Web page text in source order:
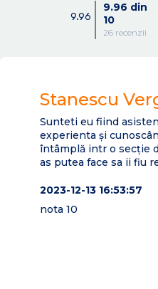
9.96
9.96 din
10
26 recenzii
Stanescu
Sunteti eu fiind
experienta și
întâmplă intr o secție
as putea face sa ii fiu
2023-12-13 16:53:57
nota 10